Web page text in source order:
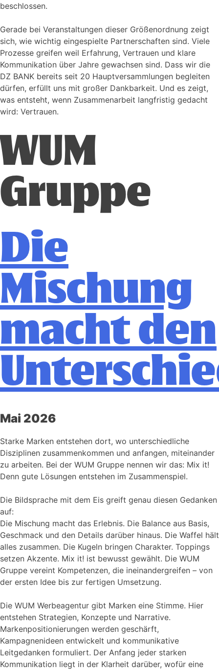
beschlossen.
Gerade bei Veranstaltungen dieser Größenordnung zeigt
sich, wie wichtig eingespielte Partnerschaften sind. Viele
Prozesse greifen weil Erfahrung, Vertrauen und klare
Kommunikation über Jahre gewachsen sind. Dass wir die
DZ BANK bereits seit 20 Hauptversammlungen begleiten
dürfen, erfüllt uns mit großer Dankbarkeit. Und es zeigt,
was entsteht, wenn Zusammenarbeit langfristig gedacht
wird: Vertrauen.
WUM
Gruppe
Die
Mischung
macht den
Mai 2026
Starke Marken entstehen dort, wo unterschiedliche
Disziplinen zusammenkommen und anfangen, miteinander
zu arbeiten. Bei der WUM Gruppe nennen wir das: Mix it!
Denn gute Lösungen entstehen im Zusammenspiel.
Die Bildsprache mit dem Eis greift genau diesen Gedanken
auf:
Die Mischung macht das Erlebnis. Die Balance aus Basis,
Geschmack und den Details darüber hinaus. Die Waffel hält
alles zusammen. Die Kugeln bringen Charakter. Toppings
setzen Akzente. Mix it! ist bewusst gewählt. Die WUM
Gruppe vereint Kompetenzen, die ineinandergreifen – von
der ersten Idee bis zur fertigen Umsetzung.
Die WUM Werbeagentur gibt Marken eine Stimme. Hier
entstehen Strategien, Konzepte und Narrative.
Markenpositionierungen werden geschärft,
Kampagnenideen entwickelt und kommunikative
Leitgedanken formuliert. Der Anfang jeder starken
Kommunikation liegt in der Klarheit darüber, wofür eine